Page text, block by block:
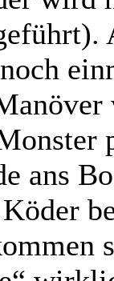
ans